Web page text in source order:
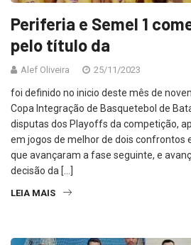
Periferia e Semel 1
pelo título da
Alef Oliveira 25/11/2023
foi definido no inicio deste mês de
Copa Integração de Basquetebol de
disputas dos Playoffs da competição,
em jogos de melhor de dois confrontos
que avançaram a fase seguinte, e
decisão da […]
LEIA MAIS